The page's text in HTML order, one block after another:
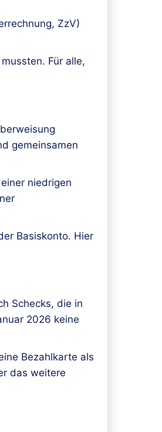
ZzV)
Für alle,
gemeinsamen
niedrigen
Basiskonto. Hier
Schecks, die in
2026 keine
Bezahlkarte als
das weitere